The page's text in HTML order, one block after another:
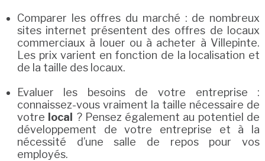
Comparer les offres du marché : de nombreux
sites internet présentent des offres de locaux
commerciaux à louer ou à acheter à Villepinte.
Les prix varient en fonction de la localisation et
de la taille des locaux.
Evaluer les besoins de votre entreprise :
connaissez-vous vraiment la taille nécessaire de
votre local
? Pensez également au potentiel de
développement de votre entreprise et à la
nécessité d’une salle de repos pour vos
employés.